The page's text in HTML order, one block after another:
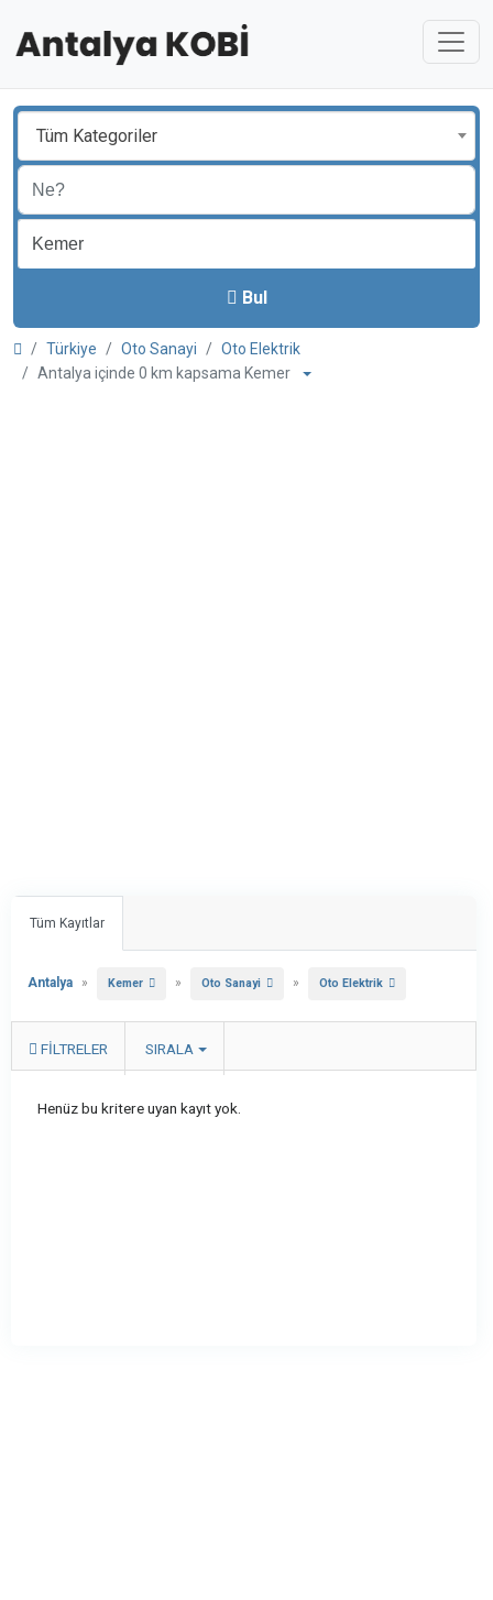
Tüm Kategoriler
Bul
Türkiye Oto Sanayi
Oto Elektrik
Antalya içinde 0 km kapsama Kemer
Tüm Kayıtlar
Antalya » Kemer » Oto Sanayi » Oto Elektrik
FILTRELER SIRALA
Henüz bu kritere uyan kayıt yok.